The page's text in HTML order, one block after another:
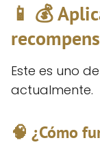
📱 💰
Este es uno
actualmente.
🧠 ¿Cómo